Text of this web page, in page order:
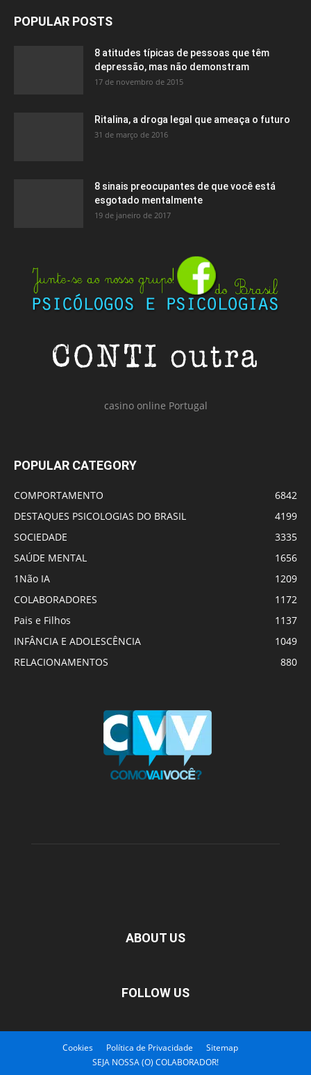
POPULAR POSTS
8 atitudes típicas de pessoas que têm
depressão, mas não demonstram
17 de novembro de 2015
Ritalina, a droga legal que ameaça o futuro
31 de março de 2016
8 sinais preocupantes de que você está
esgotado mentalmente
19 de janeiro de 2017
casino online Portugal
POPULAR CATEGORY
COMPORTAMENTO
6842
DESTAQUES PSICOLOGIAS DO BRASIL
4199
SOCIEDADE
3335
SAÚDE MENTAL
1656
1Não IA
1209
COLABORADORES
1172
Pais e Filhos
1137
INFÂNCIA E ADOLESCÊNCIA
1049
RELACIONAMENTOS
880
ABOUT US
FOLLOW US
Cookies Política de Privacidade
Sitemap
SEJA NOSSA (O) COLABORADOR!